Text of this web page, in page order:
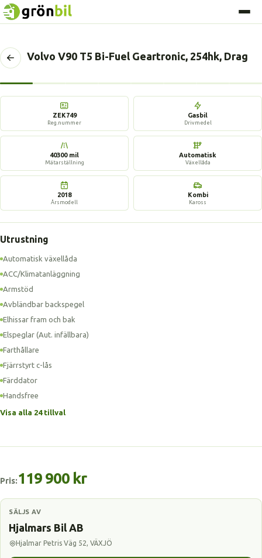
Tillbaka
föregående
sida
Volvo V90 T5 Bi-Fuel Geartronic, 254hk, Drag
ZEK749
Reg.nummer
Gasbil
Drivmedel
40300 mil
Mätarställning
Automatisk
Växellåda
2018
Årsmodell
Kombi
Kaross
Utrustning
Automatisk växellåda
ACC/Klimatanläggning
Armstöd
Avbländbar backspegel
Elhissar fram och bak
Elspeglar (Aut. infällbara)
Farthållare
Fjärrstyrt c-lås
Färddator
Handsfree
Visa alla 24 tillval
Pris:119 900 kr
SÄLJS AV
Hjalmars Bil AB
Hjalmar Petris Väg 52, VÄXJÖ